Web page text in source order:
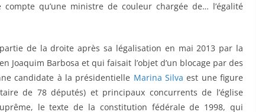
qu’une ministre de couleur chargée de… l’égalité
de la droite après sa légalisation en mai 2013 par la
Barbosa et qui faisait l’objet d’un blocage par des
candidate à la présidentielle Marina Silva est une figure
de 78 députés) et principaux concurrents de l’église
le texte de la constitution fédérale de 1998, qui